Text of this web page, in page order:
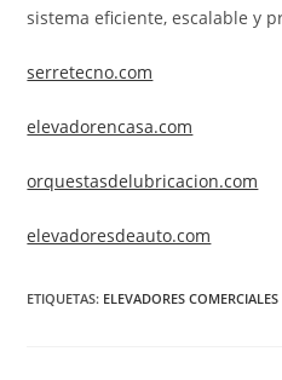
sistema eficiente, escalable y
serretecno.com
elevadorencasa.com
orquestasdelubricacion.com
elevadoresdeauto.com
ETIQUETAS: ELEVADORES COMERCIALES